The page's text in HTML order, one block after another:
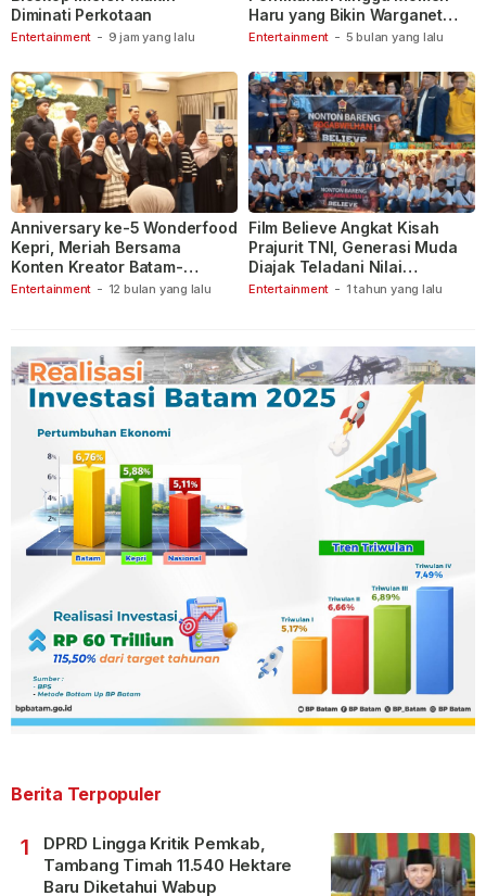
Entertainment - 9 jam yang lalu
Diminati Perkotaan
Entertainment - 5 bulan yang lalu
Haru yang Bikin Warganet
Berspekulasi
Entertainment - 12 bulan yang lalu
Anniversary ke-5 Wonderfood
Kepri, Meriah Bersama
Konten Kreator Batam-
Tanjungpinang
Entertainment - 1 tahun yang lalu
Film Believe Angkat Kisah
Prajurit TNI, Generasi Muda
Diajak Teladani Nilai
Keberanian
Berita Terpopuler
1
DPRD Lingga Kritik Pemkab,
Tambang Timah 11.540 Hektare
Baru Diketahui Wabup